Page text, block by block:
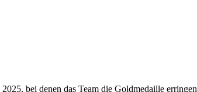
bei denen das Team die Goldmedaille